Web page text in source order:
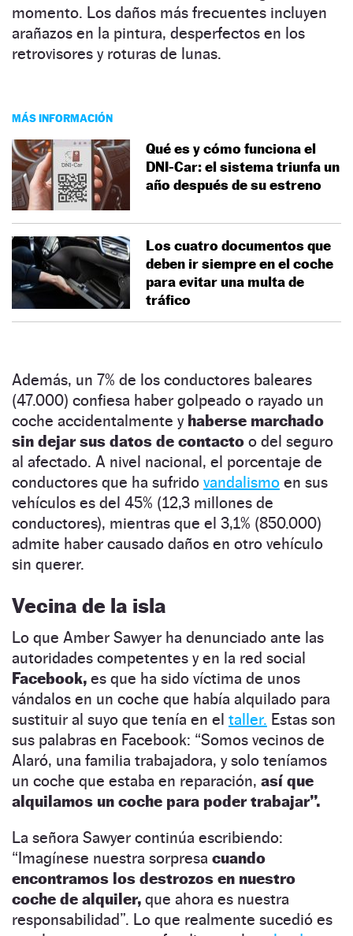
momento. Los daños más frecuentes incluyen
arañazos en la pintura, desperfectos en los
retrovisores y roturas de lunas.
MÁS INFORMACIÓN
Qué es y cómo funciona el
DNI-Car: el sistema triunfa un
año después de su estreno
Los cuatro documentos que
deben ir siempre en el coche
para evitar una multa de
tráfico
Además, un 7% de los conductores baleares
(47.000) confiesa haber golpeado o rayado un
coche accidentalmente y haberse marchado
sin dejar sus datos de contacto o del seguro
al afectado. A nivel nacional, el porcentaje de
conductores que ha sufrido vandalismo en sus
vehículos es del 45% (12,3 millones de
conductores), mientras que el 3,1% (850.000)
admite haber causado daños en otro vehículo
sin querer.
Vecina de la isla
Lo que Amber Sawyer ha denunciado ante las
autoridades competentes y en la red social
Facebook, es que ha sido víctima de unos
vándalos en un coche que había alquilado para
sustituir al suyo que tenía en el taller. Estas son
sus palabras en Facebook: “Somos vecinos de
Alaró, una familia trabajadora, y solo teníamos
un coche que estaba en reparación, así que
alquilamos un coche para poder trabajar”.
La señora Sawyer continúa escribiendo:
“Imagínese nuestra sorpresa cuando
encontramos los destrozos en nuestro
coche de alquiler, que ahora es nuestra
responsabilidad”. Lo que realmente sucedió es